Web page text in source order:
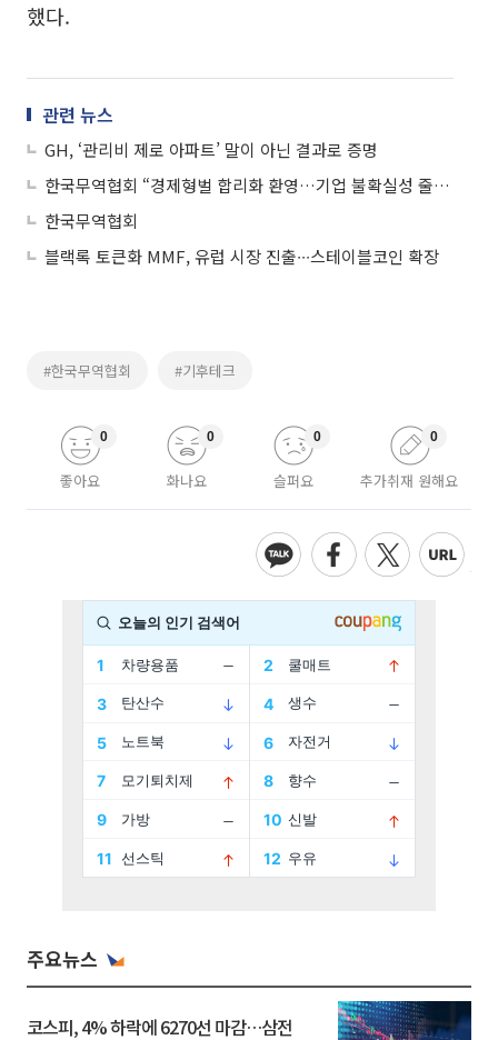
했다.
관련 뉴스
GH, ‘관리비 제로 아파트’ 말이 아닌 결과로 증명
한국무역협회 “경제형벌 합리화 환영…기업 불확실성 줄여”
한국무역협회
블랙록 토큰화 MMF, 유럽 시장 진출∙∙∙스테이블코인 확장
#한국무역협회 #기후테크
좋아요
0
화나요
0
슬퍼요
0
추가취재 원해요
0
주요뉴스
코스피, 4% 하락에 6270선 마감…삼전